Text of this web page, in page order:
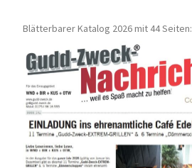
Blätterbarer Katalog 2026 mit 44 Seiten: